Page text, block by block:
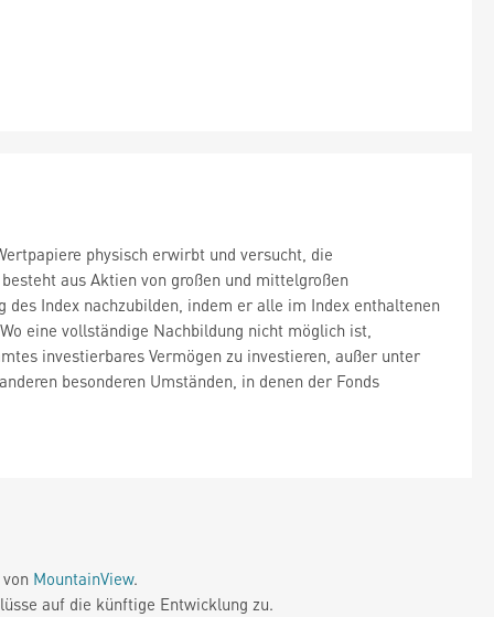
physisch erwirbt und versucht, die
aus Aktien von großen und mittelgroßen
Index nachzubilden, indem er alle im Index enthaltenen
eine vollständige Nachbildung nicht möglich ist,
investierbares Vermögen zu investieren, außer unter
besonderen Umständen, in denen der Fonds
MountainView.
auf die künftige Entwicklung zu.